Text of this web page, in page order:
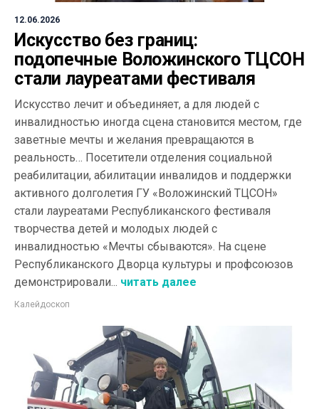
12.06.2026
Искусство без границ:
подопечные Воложинского ТЦСОН
стали лауреатами фестиваля
Искусство лечит и объединяет, а для людей с
инвалидностью иногда сцена становится местом, где
заветные мечты и желания превращаются в
реальность… Посетители отделения социальной
реабилитации, абилитации инвалидов и поддержки
активного долголетия ГУ «Воложинский ТЦСОН»
стали лауреатами Республиканского фестиваля
творчества детей и молодых людей с
инвалидностью «Мечты сбываются». На сцене
Республиканского Дворца культуры и профсоюзов
демонстрировали... читать далее
Калейдоскоп